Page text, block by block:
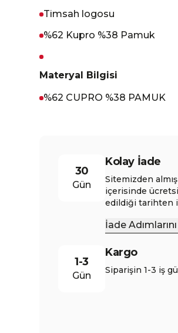
Timsah logosu
%62 Kupro %38 Pamuk
Materyal Bilgisi
%62 CUPRO %38 PAMUK
30
Gün
Kolay İade
Sitemizden
içerisinde
edildiği tarihten
İade
1-3
Gün
Kargo
Siparişin 1-3 iş